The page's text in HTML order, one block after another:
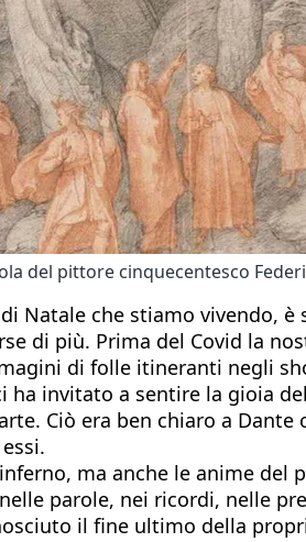
del pittore cinquecentesco
Natale che stiamo vivendo,
di più. Prima del Covid la
di folle itineranti negli
ha invitato a sentire la gioia
Ciò era ben chiaro a
ma anche le anime
parole, nei ricordi, nelle
il fine ultimo della